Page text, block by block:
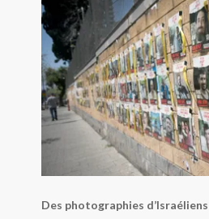
Des photographies